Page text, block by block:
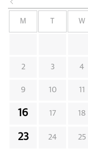
M W
2 3 4
9 10 11
16 17 18
23 24 25